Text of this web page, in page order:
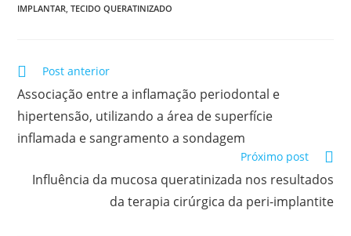
IMPLANTAR, TECIDO QUERATINIZADO
Post anterior
Associação entre a inflamação periodontal e
hipertensão, utilizando a área de superfície
inflamada e sangramento a sondagem
Próximo post
Influência da mucosa queratinizada nos resultados
da terapia cirúrgica da peri-implantite